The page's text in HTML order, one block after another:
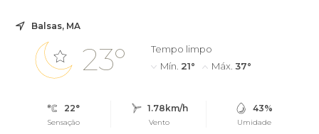
Balsas, MA
23°
Tempo limpo
Mín. 21° Máx. 37°
22°
Sensação
1.78km/h
Vento
43%
Umidade